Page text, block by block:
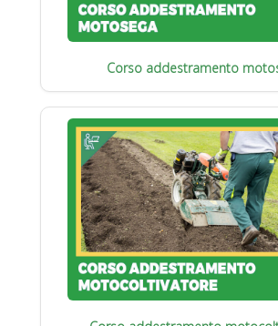
Corso addestramento